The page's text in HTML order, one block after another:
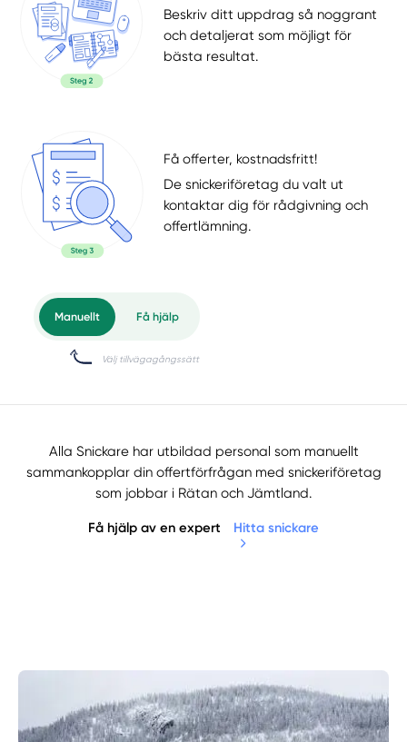
Beskriv ditt uppdrag så noggrant
och detaljerat som möjligt för
bästa resultat.
Få offerter, kostnadsfritt!
De snickeriföretag du valt ut
kontaktar dig för rådgivning och
offertlämning.
Manuellt
Välj tillvägagångssätt
Alla Snickare har utbildad personal som manuellt
sammankopplar din offertförfrågan med snickeriföretag
som jobbar i Rätan och Jämtland.
Få hjälp av en expert Hitta snickare